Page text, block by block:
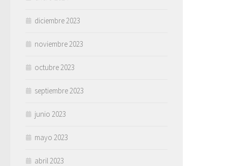
diciembre 2023
noviembre 2023
octubre 2023
septiembre 2023
junio 2023
mayo 2023
abril 2023